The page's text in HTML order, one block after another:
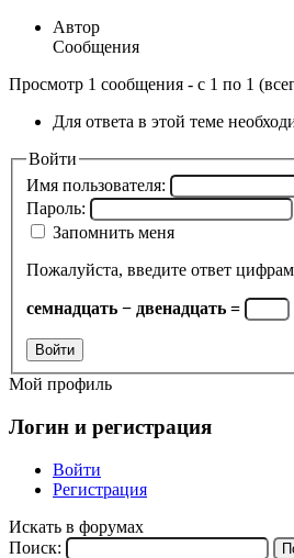
Автор
Сообщения
Просмотр 1 сообщения - с 1 по 1
Для ответа в этой теме
Войти
Имя пользователя:
Пароль:
Запомнить меня
Пожалуйста, введите ответ
семнадцать − двенадцать =
Войти
Мой профиль
Логин и регистрация
Войти
Регистрация
Искать в форумах
Поиск: